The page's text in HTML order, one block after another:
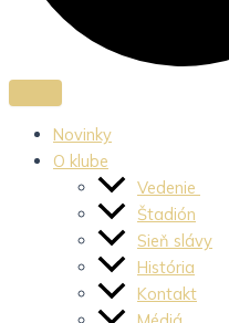
Novinky
O klube
Vedenie
Štadión
Sieň slávy
História
Kontakt